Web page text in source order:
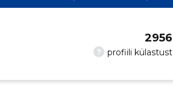
? profiili külastust
2956